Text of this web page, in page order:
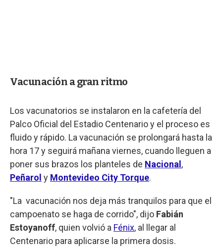
Vacunación a gran ritmo
Los vacunatorios se instalaron en la cafetería del
Palco Oficial del Estadio Centenario y el proceso es
fluido y rápido. La vacunación se prolongará hasta la
hora 17 y seguirá mañana viernes, cuando lleguen a
poner sus brazos los planteles de Nacional,
Peñarol y Montevideo City Torque.
"La vacunación nos deja más tranquilos para que el
campoenato se haga de corrido", dijo Fabián
Estoyanoff, quien volvió a Fénix, al llegar al
Centenario para aplicarse la primera dosis.